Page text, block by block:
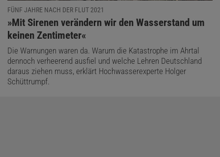
FÜNF JAHRE NACH DER FLUT 2021
:
»Mit Sirenen verändern wir den Wasserstand um
keinen Zentimeter«
Die Warnungen waren da. Warum die Katastrophe im Ahrtal
dennoch verheerend ausfiel und welche Lehren Deutschland
daraus ziehen muss, erklärt Hochwasserexperte Holger
Schüttrumpf.